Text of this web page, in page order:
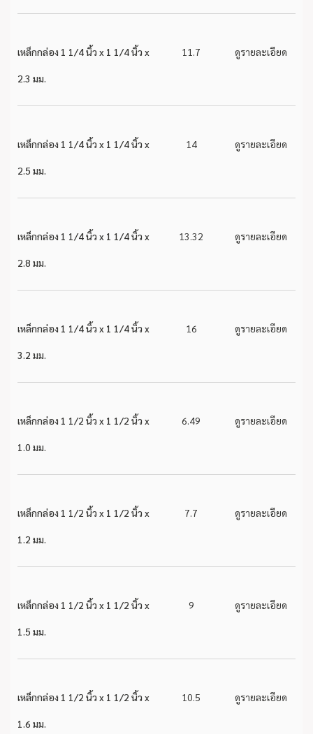
เหล็กกล่อง 1 1/4 นิ้ว x 1 1/4 นิ้ว x
2.3 มม.
11.7 ดูรายละเอียด
เหล็กกล่อง 1 1/4 นิ้ว x 1 1/4 นิ้ว x
2.5 มม.
14 ดูรายละเอียด
เหล็กกล่อง 1 1/4 นิ้ว x 1 1/4 นิ้ว x
2.8 มม.
13.32 ดูรายละเอียด
เหล็กกล่อง 1 1/4 นิ้ว x 1 1/4 นิ้ว x
3.2 มม.
16 ดูรายละเอียด
เหล็กกล่อง 1 1/2 นิ้ว x 1 1/2 นิ้ว x
1.0 มม.
6.49 ดูรายละเอียด
เหล็กกล่อง 1 1/2 นิ้ว x 1 1/2 นิ้ว x
1.2 มม.
7.7 ดูรายละเอียด
เหล็กกล่อง 1 1/2 นิ้ว x 1 1/2 นิ้ว x
1.5 มม.
9 ดูรายละเอียด
เหล็กกล่อง 1 1/2 นิ้ว x 1 1/2 นิ้ว x
1.6 มม.
10.5 ดูรายละเอียด